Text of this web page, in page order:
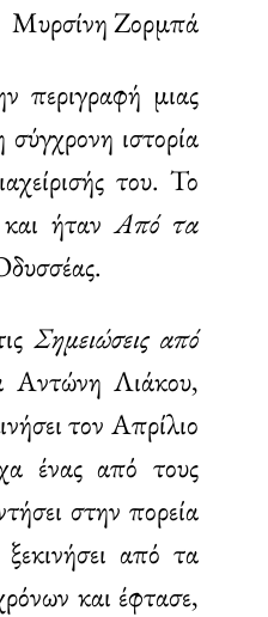
Μυρσίνη Ζορμπά
περιγραφή μιας
ιστορία
του. Το
και ήτανΑπό τα
Σημειώσεις από
Αντώνη Λιάκου,
τον Απρίλιο
ένας από τους
στην πορεία
από τα
και έφτασε,